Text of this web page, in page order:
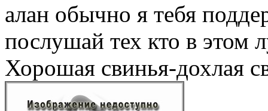
алан обычно я тебя
послушай тех кто в этом
Хорошая свинья-дохлая